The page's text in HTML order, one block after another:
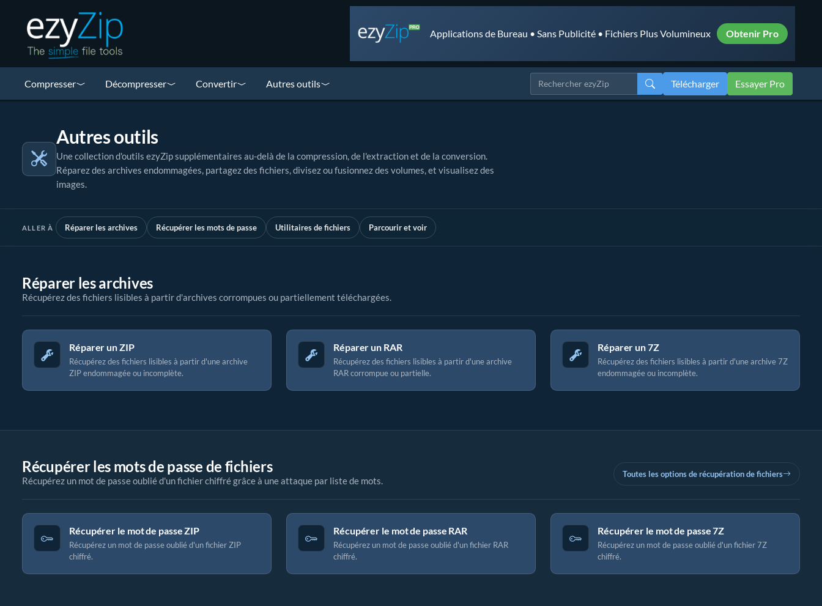
Applications de Bureau • Sans Publicité • Fichiers Plus Volumineux Obtenir Pro
Compresser Décompresser Convertir Autres outils Télécharger Essayer Pro
Autres outils
Une collection d'outils ezyZip supplémentaires au-delà de la compression, de l'extraction et de la conversion.
Réparez des archives endommagées, partagez des fichiers, divisez ou fusionnez des volumes, et visualisez des
images.
ALLER À Réparer les archives Récupérer les mots de passe Utilitaires de fichiers Parcourir et voir
Réparer les archives
Récupérez des fichiers lisibles à partir d'archives corrompues ou partiellement téléchargées.
Réparer un ZIP
Récupérez des fichiers lisibles à partir d'une archive
ZIP endommagée ou incomplète.
Réparer un RAR
Récupérez des fichiers lisibles à partir d'une archive
RAR corrompue ou partielle.
Réparer un 7Z
Récupérez des fichiers lisibles à partir d'une archive 7Z
endommagée ou incomplète.
Récupérer les mots de passe de fichiers
Récupérez un mot de passe oublié d'un fichier chiffré grâce à une attaque par liste de mots.
Toutes les options de récupération de fichiers
Récupérer le mot de passe ZIP
Récupérez un mot de passe oublié d'un fichier ZIP
chiffré.
Récupérer le mot de passe RAR
Récupérez un mot de passe oublié d'un fichier RAR
chiffré.
Récupérer le mot de passe 7Z
Récupérez un mot de passe oublié d'un fichier 7Z
chiffré.